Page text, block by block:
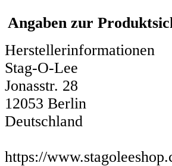
Angaben zur
Herstellerinformationen
Stag-O-Lee
Jonasstr. 28
12053 Berlin
Deutschland
https://